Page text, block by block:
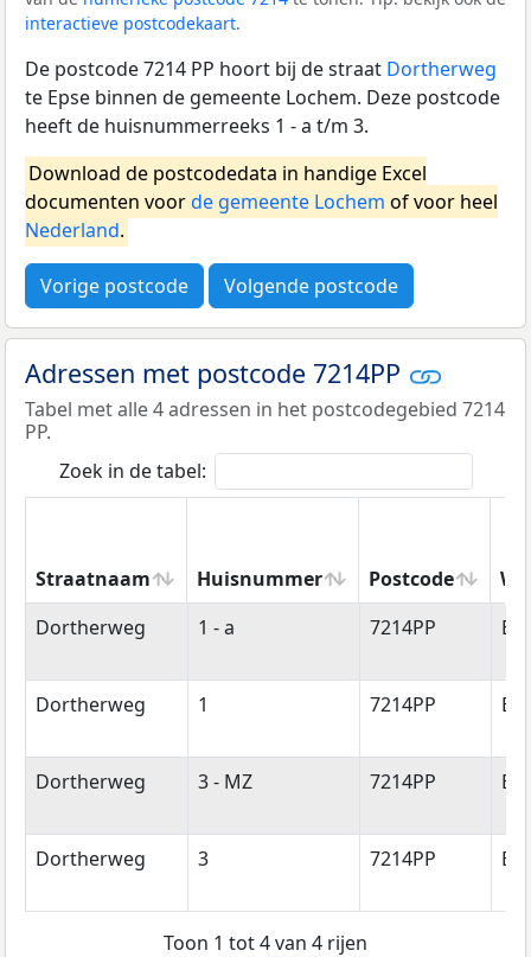
interactieve postcodekaart.
De postcode 7214 PP hoort bij de straat Dortherweg
te Epse binnen de gemeente Lochem. Deze postcode
heeft de huisnummerreeks 1 - a t/m 3.
Download de postcodedata in handige Excel
documenten voorde gemeente Lochem of voor heel
Nederland.
Vorige postcode Volgende postcode
Adressen met postcode 7214PP
Tabel met alle 4 adressen in het postcodegebied 7214
PP.
Zoek in de tabel:
Straatnaam Huisnummer Postcode
Straatnaam
Huisnummer Postcode
Dortherweg 1 - a 7214PP
Dortherweg 1 7214PP
Dortherweg 3 - MZ 7214PP
Dortherweg 3 7214PP
Toon 1 tot 4 van 4 rijen